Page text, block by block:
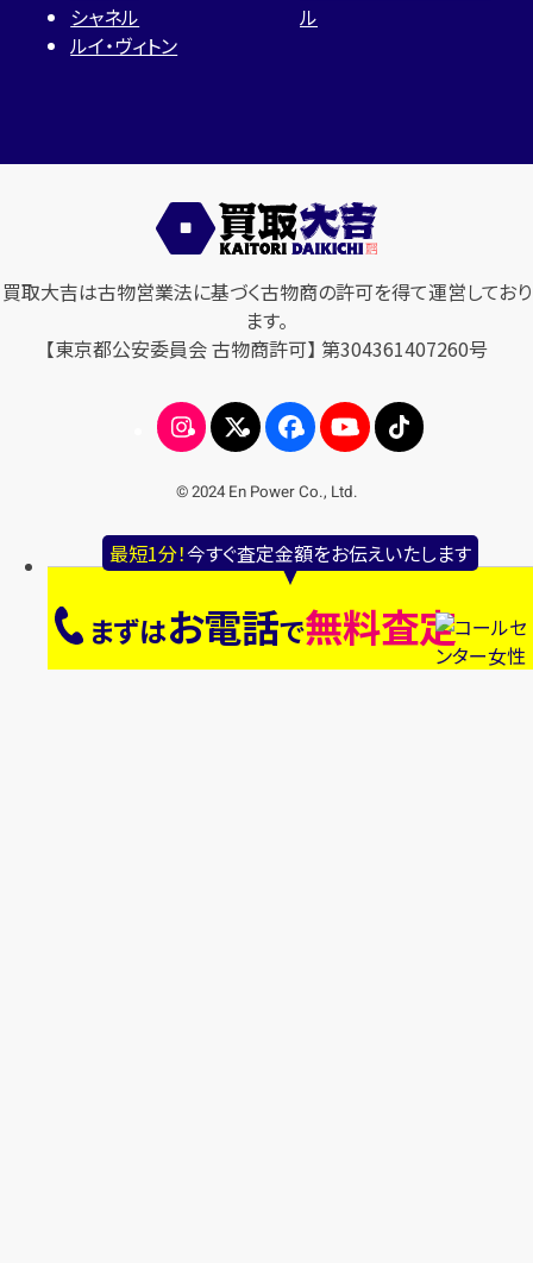
最短1分！今すぐ査定金額をお伝えいたします
まずはお電話で無料査定
シャネル
ルイ・ヴィトン
ル
買取大吉は古物営業法に基づく古物商の許可を得て運営しており
ます。
【東京都公安委員会 古物商許可】 第304361407260号
© 2024 En Power Co., Ltd.